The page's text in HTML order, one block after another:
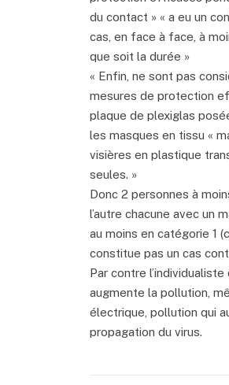
du contact » « a eu un
cas, en face à face, à
que soit la durée »
« Enfin, ne sont pas
mesures de protection
plaque de plexiglas
les masques en tissu «
visières en plastique
seules. »
Donc 2 personnes à
l’autre chacune avec un
au moins en catégorie 1
constitue pas un cas
Par contre
augmente la pollution,
électrique, pollution qui
propagation du virus.